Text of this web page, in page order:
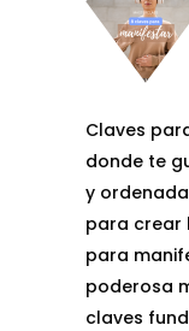
Claves
donde te
y
para crear
para
poderosa
claves